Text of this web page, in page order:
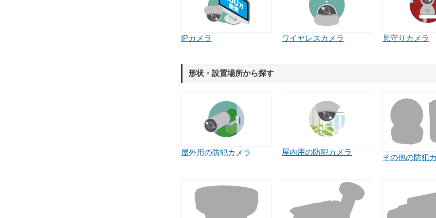
IPカメラ ワイヤレスカメラ 見守りカメラ
形状・設置場所から探す
屋外用の防犯カメラ 屋内用の防犯カメラ
その他の防犯